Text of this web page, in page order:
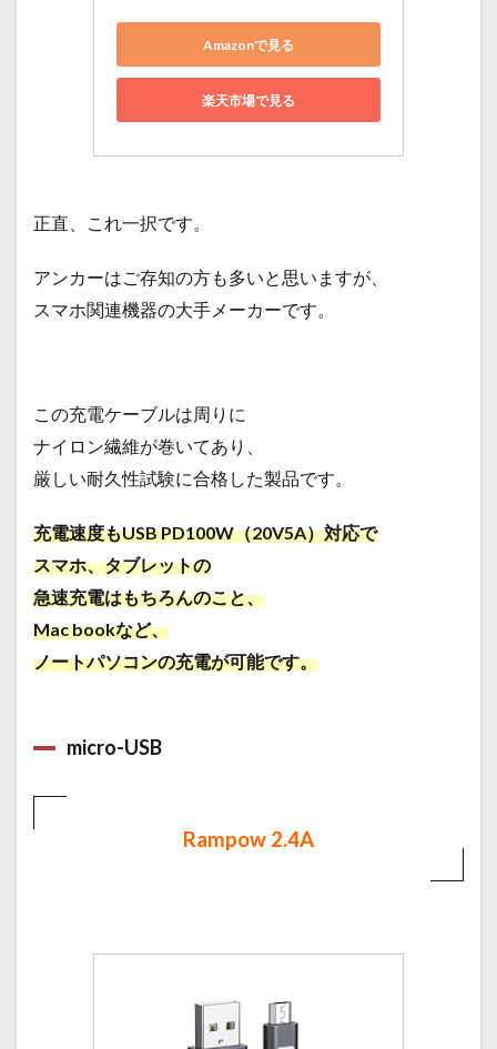
Amazonで見る
楽天市場で見る
正直、これ一択です。
アンカーはご存知の方も多いと思いますが、
スマホ関連機器の大手メーカーです。
この充電ケーブルは周りに
ナイロン繊維が巻いてあり、
厳しい耐久性試験に合格した製品です。
充電速度もUSB PD100W（20V5A）対応で
スマホ、タブレットの
急速充電はもちろんのこと、
Mac bookなど、
ノートパソコンの充電が可能です。
micro-USB
Rampow 2.4A